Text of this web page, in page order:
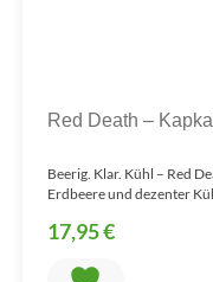
Red Death –
Beerig. Klar. Kühl – Red
Erdbeere und dezenter
17,95 €